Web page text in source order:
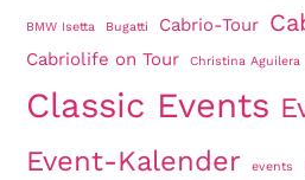
BMW Isetta Bugatti Cabrio-Tour
Cabriolife on Tour Christina Aguilera
Classic Events
Event-Kalender
events